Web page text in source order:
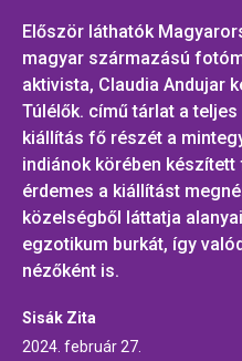
Először láthatók
magyar származású
aktivista, Claudia Andujar
Túlélők. című tárlat a
kiállítás fő részét a
indiánok körében
érdemes a kiállítást
közelségből láttatja
egzotikum burkát, így
nézőként is.
Sisák Zita
2024. február 27.